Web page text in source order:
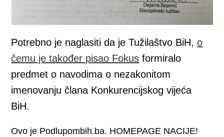
Potrebno je naglasiti da je Tužilaštvo BiH,o
čemu je također pisao Fokus formiralo
predmet o navodima o nezakonitom
imenovanju člana Konkurencijskog vijeća
BiH.
Ovo je Podlupombih.ba. HOMEPAGE NACIJE!